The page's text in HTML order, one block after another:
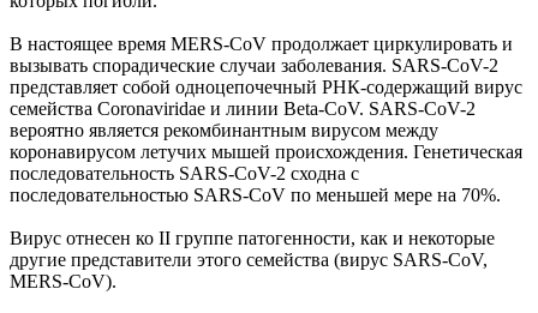
В настоящее время MERS-CoV продолжает циркулировать и
вызывать спорадические случаи заболевания. SARS-CoV-2
представляет собой одноцепочечный РНК-содержащий вирус
семейства Coronaviridae и линии Beta-CoV. SARS-CoV-2
вероятно является рекомбинантным вирусом между
коронавирусом летучих мышей происхождения. Генетическая
последовательность SARS-CoV-2 сходна с
последовательностью SARS-CoV по меньшей мере на 70%.
Вирус отнесен ко II группе патогенности, как и некоторые
другие представители этого семейства (вирус SARS-CoV,
MERS-CoV).